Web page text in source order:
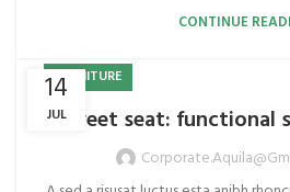
CONTINUE
14
JUL
FURNITURE
Sweet seat: functional